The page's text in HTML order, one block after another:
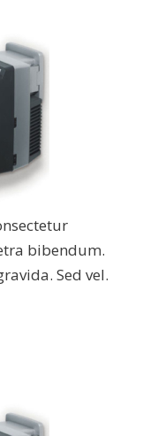
bibendum.
Sed vel.